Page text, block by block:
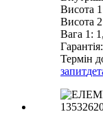
Висота
Висота
Вага 1:
Термін
запит